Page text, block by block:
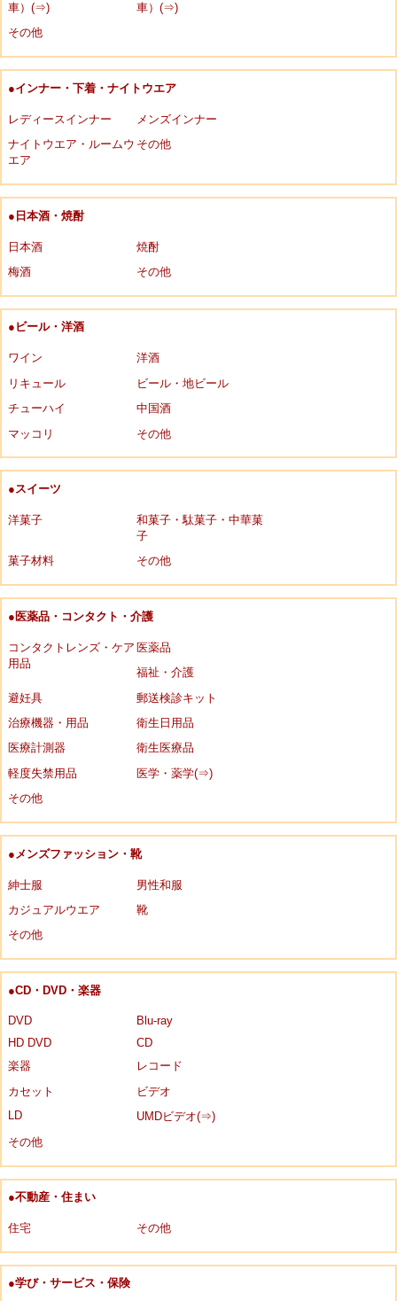
車）(⇒)
車）(⇒)
その他
●インナー・下着・ナイトウエア
レディースインナー
メンズインナー
ナイトウエア・ルームウ
エア
その他
●日本酒・焼酎
日本酒
焼酎
梅酒
その他
●ビール・洋酒
ワイン
洋酒
リキュール
ビール・地ビール
チューハイ
中国酒
マッコリ
その他
●スイーツ
洋菓子
和菓子・駄菓子・中華菓
子
菓子材料
その他
●医薬品・コンタクト・介護
コンタクトレンズ・ケア
用品
医薬品
福祉・介護
避妊具
郵送検診キット
治療機器・用品
衛生日用品
医療計測器
衛生医療品
軽度失禁用品
医学・薬学(⇒)
その他
●メンズファッション・靴
紳士服
男性和服
カジュアルウエア
靴
その他
●CD・DVD・楽器
DVD
Blu-ray
HD DVD
CD
楽器
レコード
カセット
ビデオ
LD
UMDビデオ(⇒)
その他
●不動産・住まい
住宅 その他
●学び・サービス・保険